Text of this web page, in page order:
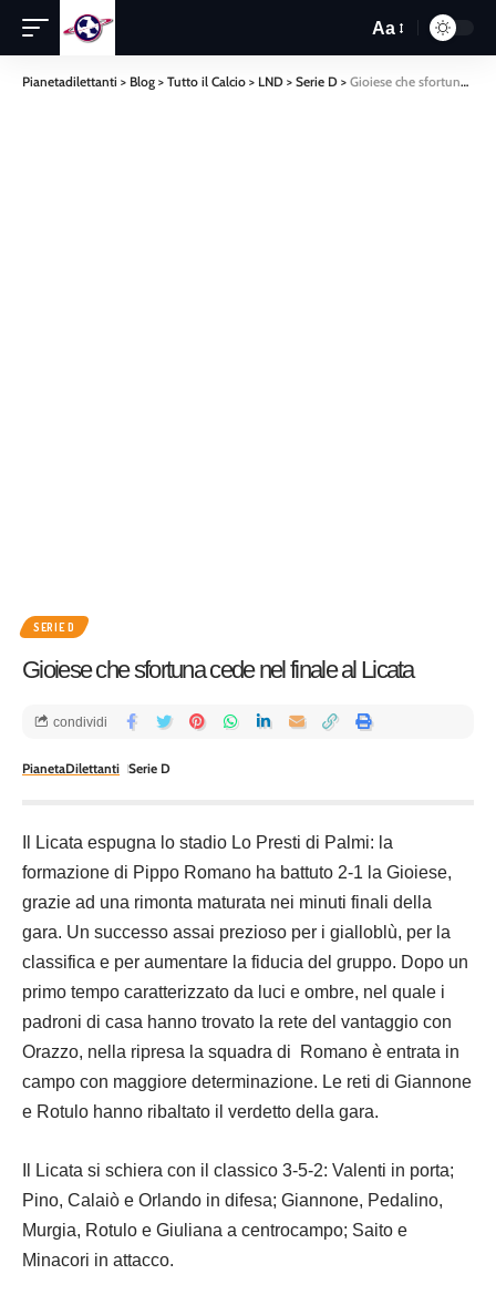
Aa
Pianetadilettanti > Blog > Tutto il Calcio > LND > Serie D > Gioiese che sfortuna cede nel finale al Licata
SERIE D
Gioiese che sfortuna cede nel finale al Licata
PianetaDilettanti Serie D
condividi
Il Licata espugna lo stadio Lo Presti di Palmi: la
formazione di Pippo Romano ha battuto 2-1 la Gioiese,
grazie ad una rimonta maturata nei minuti finali della
gara. Un successo assai prezioso per i gialloblù, per la
classifica e per aumentare la fiducia del gruppo. Dopo un
primo tempo caratterizzato da luci e ombre, nel quale i
padroni di casa hanno trovato la rete del vantaggio con
Orazzo, nella ripresa la squadra di Romano è entrata in
campo con maggiore determinazione. Le reti di Giannone
e Rotulo hanno ribaltato il verdetto della gara.
Il Licata si schiera con il classico 3-5-2: Valenti in porta;
Pino, Calaiò e Orlando in difesa; Giannone, Pedalino,
Murgia, Rotulo e Giuliana a centrocampo; Saito e
Minacori in attacco.